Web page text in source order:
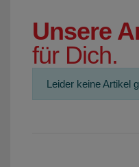
Unsere
für Dich.
Leider keine Artikel